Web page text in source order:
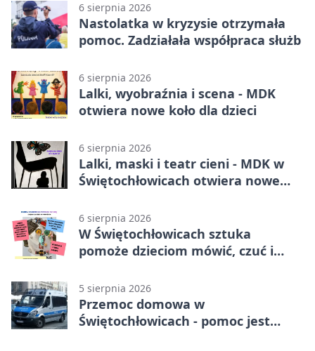
6 sierpnia 2026
Nastolatka w kryzysie otrzymała
pomoc. Zadziałała współpraca służb
6 sierpnia 2026
Lalki, wyobraźnia i scena - MDK
otwiera nowe koło dla dzieci
6 sierpnia 2026
Lalki, maski i teatr cieni - MDK w
Świętochłowicach otwiera nowe
6 sierpnia 2026
W Świętochłowicach sztuka
pomoże dzieciom mówić, czuć i
5 sierpnia 2026
Przemoc domowa w
Świętochłowicach - pomoc jest